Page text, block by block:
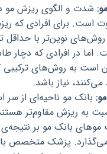
شدت و الگوی ریزش مو
است. برای افرادی که
نوین‌تر با حداقل
اما در افرادی که دچار
است به روش‌های ترکیبی
می‌کنند، نیاز باشد.
بانک مو ناحیه‌ای از
به ریزش مقاوم‌تر
بانک مو بر نتیجه‌ی
پزشک متخصص